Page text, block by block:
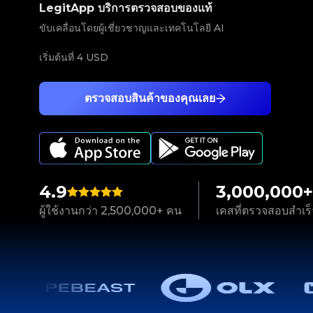
4.9
ผู้ใช้งานกว่า 2,500,000+ คน
3,000,000+
เคสที่ตรวจสอบสำเ
ตรวจสอบสินค้าของคุณเลย
LegitApp บริการตรวจสอบของแท้
ขับเคลื่อนโดยผู้เชี่ยวชาญและเทคโนโลยี AI
เริ่มต้นที่ 4 USD